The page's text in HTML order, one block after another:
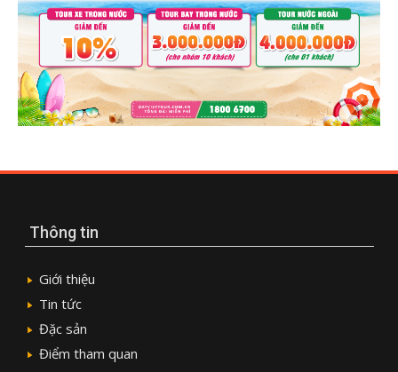
Thông tin
Giới thiệu
Tin tức
Đặc sản
Điểm tham quan